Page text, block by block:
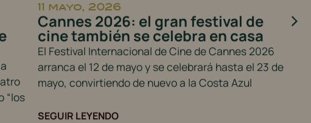
“los
11 mayo, 2026
Cannes 2026: el gran festival de
cine también se celebra en casa
El Festival Internacional de Cine de Cannes 2026
arranca el 12 de mayo y se celebrará hasta el 23 de
mayo, convirtiendo de nuevo a la Costa Azul
SEGUIR LEYENDO
5